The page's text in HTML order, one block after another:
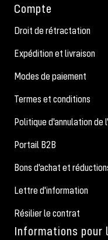
Compte
Droit de rétractation
Expédition et livraison
Modes de paiement
Termes et conditions
Politique d'annulation de
Portail B2B
Bons d'achat et
Lettre d'information
Résilier le contrat
Informations pour